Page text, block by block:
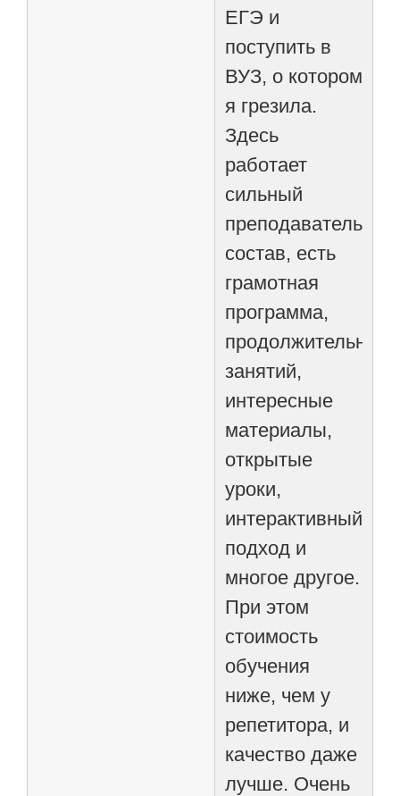
ЕГЭ и
поступить в
ВУЗ, о котором
я грезила.
Здесь
работает
сильный
состав, есть
грамотная
программа,
занятий,
интересные
материалы,
открытые
уроки,
интерактивный
подход и
многое другое.
При этом
стоимость
обучения
ниже, чем у
репетитора, и
качество даже
лучше. Очень